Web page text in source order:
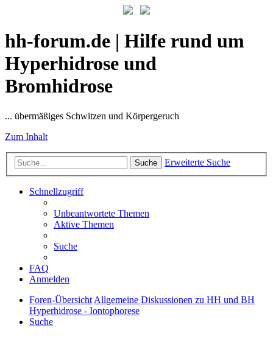
hh-forum.de | Hilfe rund um
Hyperhidrose und
Bromhidrose
... übermäßiges Schwitzen und Körpergeruch
Zum Inhalt
Suche Erweiterte Suche
Schnellzugriff
Unbeantwortete Themen
Aktive Themen
Suche
FAQ
Anmelden
Foren-ÜbersichtAllgemeine Diskussionen zu HH und BH
Hyperhidrose - Iontophorese
Suche